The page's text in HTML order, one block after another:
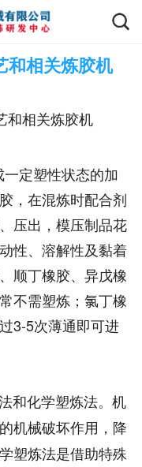
和相关炼胶机
和相关炼胶机
定塑性状态的加
，在混炼时配合剂
压出，模压制品花
性、溶解性及黏着
顺丁橡胶、异戊橡
不需塑炼；氯丁橡
3-5次薄通即可进
和化学塑炼法。机
的机械破坏作用，降
塑炼法是借助特殊